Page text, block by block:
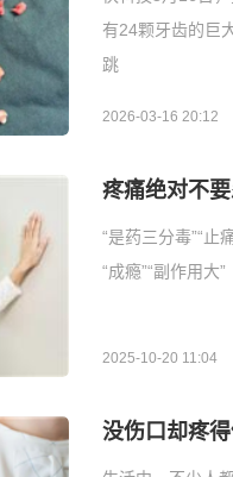
有24颗牙齿的巨
跳
2026-03-16 20:12
疼痛绝对不
“是药三分毒”“止
“成瘾”“副作用大”
2025-10-20 11:04
没伤口却疼